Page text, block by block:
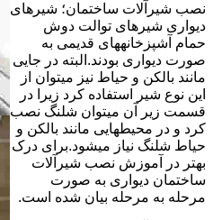
نصب شیرآلات ساختمان؛ شیرهای
دیواری شیرهای توالت دوش
حمام آشپزخانههای قدیمی به
صورت دیواری بودند.البته در جایی
مانند بالکن و حیاط نیز میتوان از
این نوع شیر استفاده کرد زیرا در
قسمت زیر آن میتوان شلنگ نصب
کرد و در محیطهایی مانند بالکن و
حیاط شلنگ نیاز میشود.برای درک
بهتر در آموزش نصب شیرآلات
ساختمان دیواری به صورت
مرحله به مرحله بیان شده است.